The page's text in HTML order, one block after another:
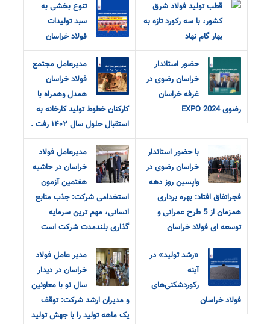
قطب تولید فولاد شرق
کشور، با سه رکورد تازه به
بهار گام نهاد
تنوع بخشی به
سبد تولیدات
فولاد خراسان
حضور استاندار
خراسان رضوی در
غرفه خراسان
رضوی EXPO 2024
مدیرعامل مجتمع
فولاد خراسان
همدل وهمراه با
کارکنان خطوط تولید کارخانه به
استقبال حلول سال ۱۴۰۲ رفت .
با حضور استاندار
خراسان رضوی در
واپسین روز دهه
فجراتفاق افتاد: بهره برداری
همزمان از 5 طرح عمرانی و
توسعه ای فولاد خراسان
مدیرعامل فولاد
خراسان در حاشیه
هفتمین آزمون
استخدامی شرکت: جذب منابع
انسانی، مهم ترین سرمایه
گذاری بلندمدت شرکت است
«رشد تولید» در
آینه
رکوردشکنی‌های
فولاد خراسان
مدير عامل فولاد
خراسان در ديدار
سال نو با معاونين
و مديران ارشد شرکت: توقف
یک ماهه تولید را با جهش تولید